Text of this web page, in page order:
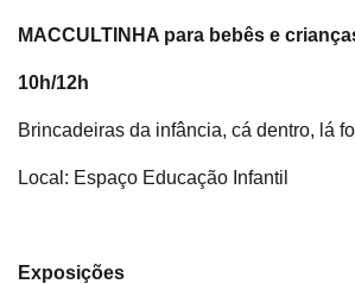
MACCULTINHA para bebês e
10h/12h
Brincadeiras da infância, cá dentro, lá
Local: Espaço Educação Infantil
Exposições